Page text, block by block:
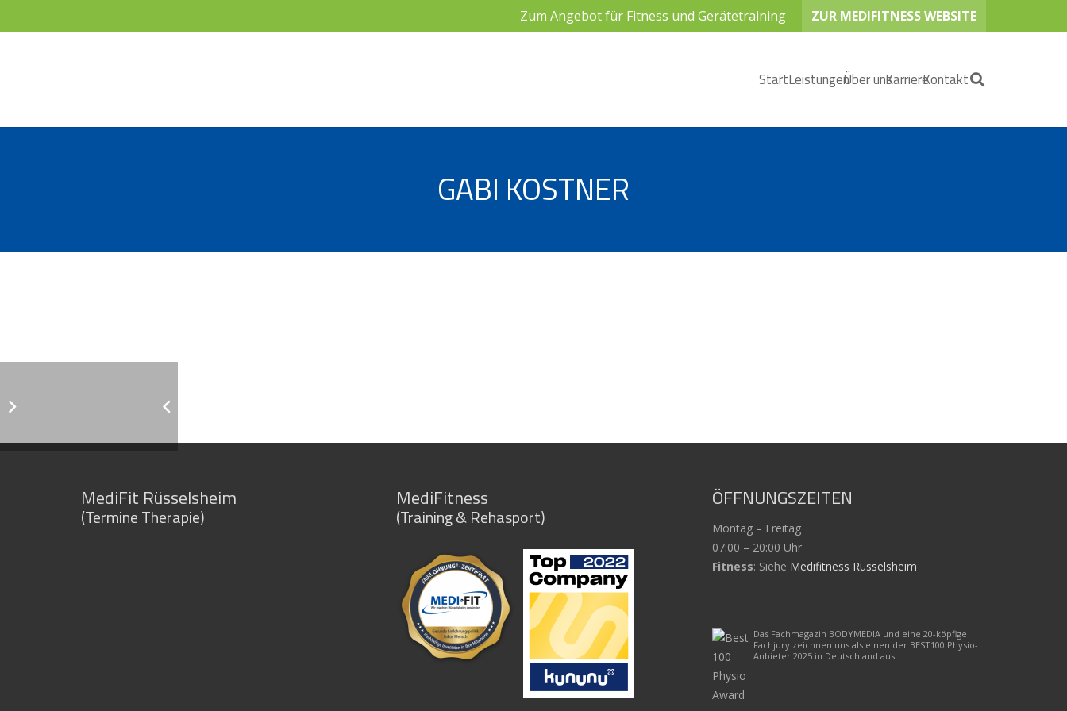
Zum Angebot für Fitness und Gerätetraining ZUR MEDIFITNESS WEBSITE
StartLeistungenÜber unsKarriereKontakt
GABI KOSTNER
MediFit Rüsselsheim
(Termine Therapie)
MediFitness
(Training & Rehasport)
ÖFFNUNGSZEITEN
Montag – Freitag
07:00 – 20:00 Uhr
Fitness: Siehe Medifitness Rüsselsheim
Das Fachmagazin BODYMEDIA und eine 20-köpfige
Fachjury zeichnen uns als einen der BEST100 Physio-
Anbieter 2025 in Deutschland aus.